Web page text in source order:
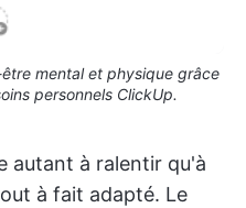
mental et physique grâce
personnels ClickUp.
autant à ralentir qu'à
à fait adapté. Le